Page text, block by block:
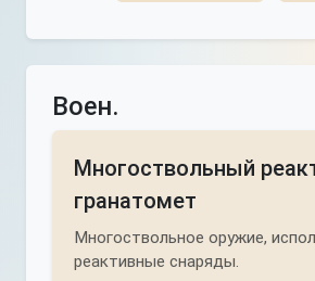
Воен.
Многоствольный
гранатомет
Многоствольное оружие,
реактивные снаряды.